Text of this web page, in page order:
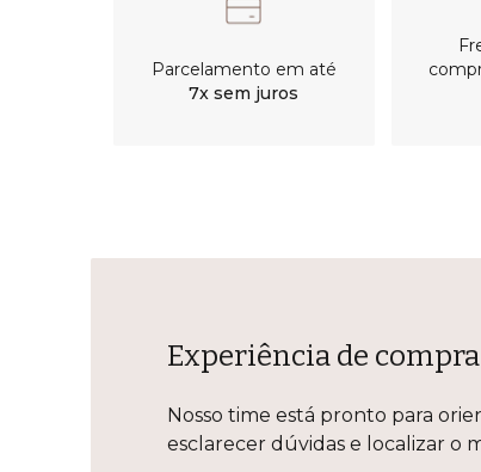
Parcelamento em até
7x sem juros
Experiência de
Nosso time está pronto para
esclarecer dúvidas e localizar o